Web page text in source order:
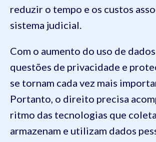
reduzir o tempo e os custos
sistema judicial.
Com o aumento do uso de
questões de privacidade e
se tornam cada vez mais
Portanto, o direito precisa
ritmo das tecnologias que
armazenam e utilizam dados